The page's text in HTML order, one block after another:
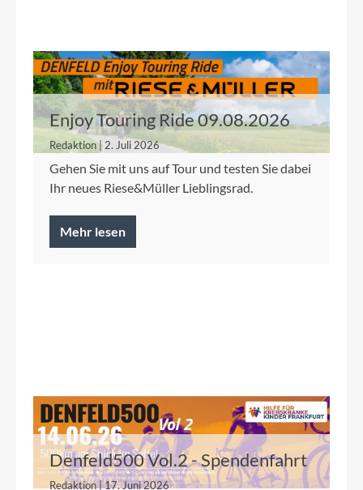
Enjoy Touring Ride 09.08.2026
Redaktion | 2. Juli 2026
Gehen Sie mit uns auf Tour und testen Sie dabei
Ihr neues Riese&Müller Lieblingsrad.
Mehr lesen
Denfeld500 Vol.2 - Spendenfahrt
2026 für die Kinderkrebshilfe
Redaktion | 17. Juni 2026